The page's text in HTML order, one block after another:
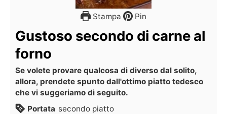
Stampa Pin
Gustoso secondo di carne al
forno
Se volete provare qualcosa di diverso dal solito,
allora, prendete spunto dall'ottimo piatto tedesco
che vi suggeriamo di seguito.
Portata secondo piatto